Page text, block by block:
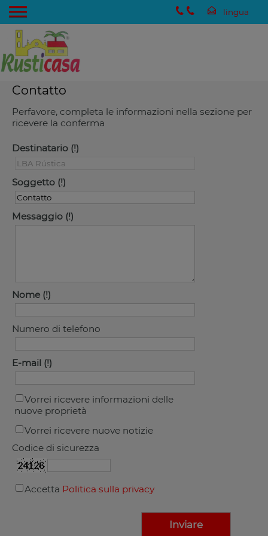
Contatto
Perfavore, completa le informazioni nella sezione per
ricevere la conferma
Destinatario
Soggetto
Messaggio
Nome
Numero di telefono
E-mail
Vorrei ricevere informazioni delle
nuove proprietà
Vorrei ricevere nuove notizie
Codice di sicurezza
Accetta Politica sulla privacy